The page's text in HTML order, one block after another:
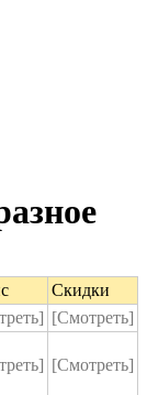
Скидки
[Смотреть]
[Смотреть]